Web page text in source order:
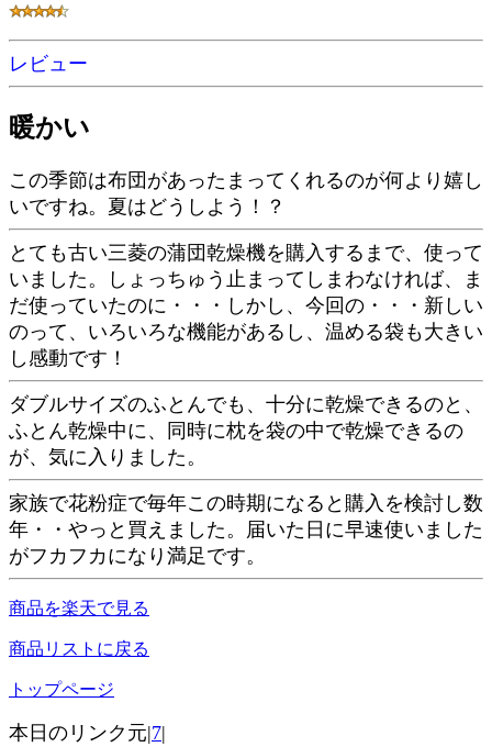
レビュー
暖かい
この季節は布団があったまってくれるのが何より嬉し
いですね。夏はどうしよう！？
とても古い三菱の蒲団乾燥機を購入するまで、使って
いました。しょっちゅう止まってしまわなければ、ま
だ使っていたのに・・・しかし、今回の・・・新しい
のって、いろいろな機能があるし、温める袋も大きい
し感動です！
ダブルサイズのふとんでも、十分に乾燥できるのと、
ふとん乾燥中に、同時に枕を袋の中で乾燥できるの
が、気に入りました。
家族で花粉症で毎年この時期になると購入を検討し数
年・・やっと買えました。届いた日に早速使いました
がフカフカになり満足です。
商品を楽天で見る
商品リストに戻る
トップページ
本日のリンク元|7|